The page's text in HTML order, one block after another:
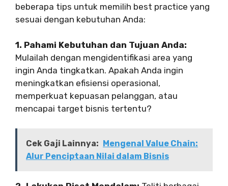
beberapa tips untuk memilih best practice yang
sesuai dengan kebutuhan Anda:
1. Pahami Kebutuhan dan Tujuan Anda:
Mulailah dengan mengidentifikasi area yang
ingin Anda tingkatkan. Apakah Anda ingin
meningkatkan efisiensi operasional,
memperkuat kepuasan pelanggan, atau
mencapai target bisnis tertentu?
Cek Gaji Lainnya: Mengenal Value Chain:
Alur Penciptaan Nilai dalam Bisnis